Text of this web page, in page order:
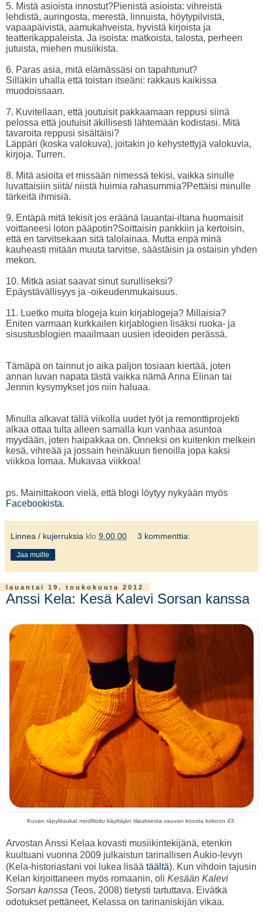
5. Mistä asioista innostut?Pienistä asioista: vihreistä
lehdistä, auringosta, merestä, linnuista, höytypilvistä,
vapaapäivistä, aamukahveista, hyvistä kirjoista ja
teatterikappaleista. Ja isoista: matkoista, talosta, perheen
jutuista, miehen musiikista.
6. Paras asia, mitä elämässäsi on tapahtunut?
Silläkin uhalla että toistan itseäni: rakkaus kaikissa
muodoissaan.
7. Kuvitellaan, että joutuisit pakkaamaan reppusi siinä
pelossa että joutuisit äkillisesti lähtemään kodistasi. Mitä
tavaroita reppusi sisältäisi?
Läppäri (koska valokuva), joitakin jo kehystettyjä valokuvia,
kirjoja. Turren.
8. Mitä asioita et missään nimessä tekisi, vaikka sinulle
luvattaisiin siitä/ niistä huimia rahasummia?Pettäisi minulle
tärkeitä ihmisiä.
9. Entäpä mitä tekisit jos eräänä lauantai-iltana huomaisit
voittaneesi loton pääpotin?Soittaisin pankkiin ja kertoisin,
että en tarvitsekaan sitä talolainaa. Mutta enpä minä
kauheasti mitään muuta tarvitse, säästäisin ja ostaisin yhden
mekon.
10. Mitkä asiat saavat sinut surulliseksi?
Epäystävällisyys ja -oikeudenmukaisuus.
11. Luetko muita blogeja kuin kirjablogeja? Millaisia?
Eniten varmaan kurkkailen kirjablogien lisäksi ruoka- ja
sisustusblogien maailmaan uusien ideoiden perässä.
Tämäpä on tainnut jo aika paljon tosiaan kiertää, joten
annan luvan napata tästä vaikka nämä Anna Elinan tai
Jennin kysymykset jos niin haluaa.
Minulla alkavat tällä viikolla uudet työt ja remonttiprojekti
alkaa ottaa tulta alleen samalla kun vanhaa asuntoa
myydään, joten haipakkaa on. Onneksi on kuitenkin melkein
kesä, vihreää ja jossain heinäkuun tienoilla jopa kaksi
viikkoa lomaa. Mukavaa viikkoa!
ps. Mainittakoon vielä, että blogi löytyy nykyään myös
Facebookista.
Linnea / kujerruksia klo 9.00.00 3 kommenttia:
Jaa muille
lauantai 19. toukokuuta 2012
Anssi Kela: Kesä Kalevi Sorsan kanssa
Kuvan räpyläsukat modifioitu käyttäjän tilauksesta vauvan koosta kokoon 43.
Arvostan Anssi Kelaa kovasti musiikintekijänä, etenkin
kuultuani vuonna 2009 julkaistun tarinallisen Aukio-levyn
(Kela-historiastani voi lukea lisää täältä). Kun vihdoin tajusin
Kelan kirjoittaneen myös romaanin, oli Kesään Kalevi
Sorsan kanssa (Teos, 2008) tietysti tartuttava. Eivätkä
odotukset pettäneet, Kelassa on tarinaniskijän vikaa.